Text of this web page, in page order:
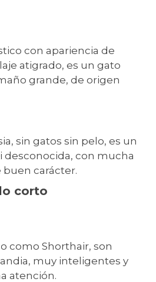
con apariencia de
atigrado, es un gato
grande, de origen
sin gatos sin pelo, es un
desconocida, con mucha
buen carácter.
corto
como Shorthair, son
muy inteligentes y
atención.